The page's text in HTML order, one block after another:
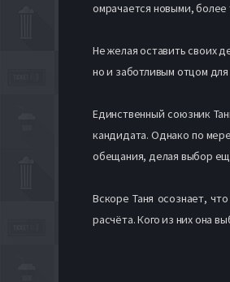
омрачается новыми,
Не желая оставить своих
но и заботливым отцом
Единственный союзник
кандидата. Однако по
обещания, делая выбор
Вскоре Таня осознает,
расчёта. Кого из них она